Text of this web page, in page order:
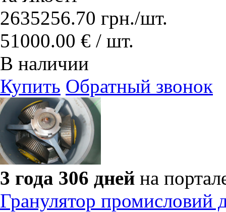
2635256.70 грн./шт.
51000.00 € / шт.
В наличии
Купить Обратный звонок
3 года 306 дней на
Гранулятор промисловий